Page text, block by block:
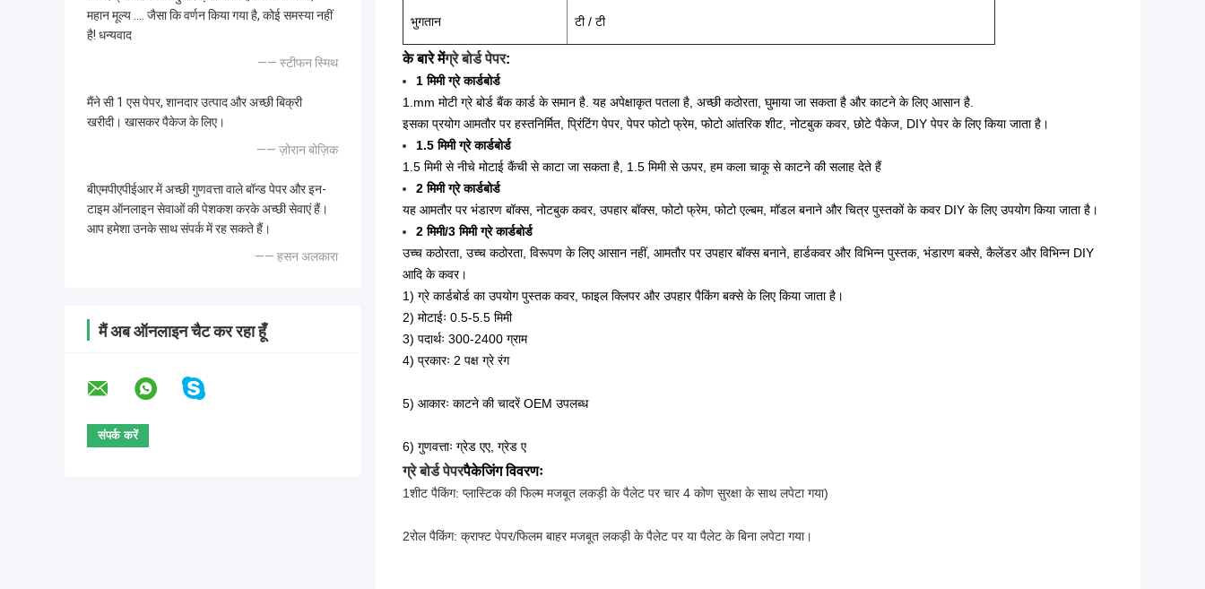
महान मूल्य .... जैसा कि वर्णन किया गया है, कोई समस्या नहीं
है! धन्यवाद
—— स्टीफन स्मिथ
मैंने सी 1 एस पेपर, शानदार उत्पाद और अच्छी बिक्री
खरीदी। खासकर पैकेज के लिए।
—— ज़ोरान बोज़िक
बीएमपीएपीईआर में अच्छी गुणवत्ता वाले बॉन्ड पेपर और इन-
टाइम ऑनलाइन सेवाओं की पेशकश करके अच्छी सेवाएं हैं।
आप हमेशा उनके साथ संपर्क में रह सकते हैं।
—— हसन अलकारा
मैं अब ऑनलाइन चैट कर रहा हूँ
भुगतान टी / टी
के बारे मेंग्रे बोर्ड पेपर:
1 मिमी ग्रे कार्डबोर्ड
1.mm मोटी ग्रे बोर्ड बैंक कार्ड के समान है. यह अपेक्षाकृत पतला है, अच्छी कठोरता, घुमाया जा सकता है और काटने के लिए आसान है.
इसका प्रयोग आमतौर पर हस्तनिर्मित, प्रिंटिंग पेपर, पेपर फोटो फ्रेम, फोटो आंतरिक शीट, नोटबुक कवर, छोटे पैकेज, DIY पेपर के लिए किया जाता है।
1.5 मिमी ग्रे कार्डबोर्ड
1.5 मिमी से नीचे मोटाई कैंची से काटा जा सकता है, 1.5 मिमी से ऊपर, हम कला चाकू से काटने की सलाह देते हैं
2 मिमी ग्रे कार्डबोर्ड
यह आमतौर पर भंडारण बॉक्स, नोटबुक कवर, उपहार बॉक्स, फोटो फ्रेम, फोटो एल्बम, मॉडल बनाने और चित्र पुस्तकों के कवर DIY के लिए उपयोग किया जाता है।
2 मिमी/3 मिमी ग्रे कार्डबोर्ड
उच्च कठोरता, उच्च कठोरता, विरूपण के लिए आसान नहीं, आमतौर पर उपहार बॉक्स बनाने, हार्डकवर और विभिन्न पुस्तक, भंडारण बक्से, कैलेंडर और विभिन्न DIY
आदि के कवर।
1) ग्रे कार्डबोर्ड का उपयोग पुस्तक कवर, फाइल क्लिपर और उपहार पैकिंग बक्से के लिए किया जाता है।
2) मोटाईः 0.5-5.5 मिमी
3) पदार्थः 300-2400 ग्राम
4) प्रकारः 2 पक्ष ग्रे रंग
5) आकारः काटने की चादरें OEM उपलब्ध
6) गुणवत्ताः ग्रेड एए, ग्रेड ए
ग्रे बोर्ड पेपरपैकेजिंग विवरणः
1शीट पैकिंग: प्लास्टिक की फिल्म मजबूत लकड़ी के पैलेट पर चार 4 कोण सुरक्षा के साथ लपेटा गया)
2रोल पैकिंग: क्राफ्ट पेपर/फिलम बाहर मजबूत लकड़ी के पैलेट पर या पैलेट के बिना लपेटा गया।